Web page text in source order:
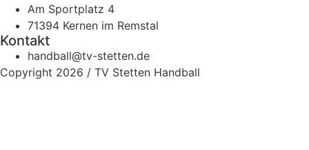
Am Sportplatz 4
71394 Kernen im Remstal
Kontakt
handball@tv-stetten.de
Copyright 2026 / TV Stetten Handball